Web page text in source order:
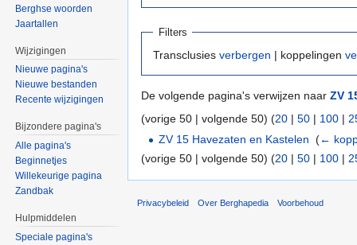
Filters
Transclusies verbergen | koppelingen
De volgende pagina's verwijzen naar ZV
(vorige 50 | volgende 50) (20 | 50 | 100 |
ZV 15 Havezaten en Kastelen ‎(←
(vorige 50 | volgende 50) (20 | 50 | 100 |
Berghse woorden
Jaartallen
Wijzigingen
Nieuwe pagina's
Nieuwe bestanden
Recente wijzigingen
Bijzondere pagina's
Alle pagina's
Beginnetjes
Willekeurige pagina
Zandbak
Hulpmiddelen
Speciale pagina's
Privacybeleid Over Berghapedia Voorbehoud